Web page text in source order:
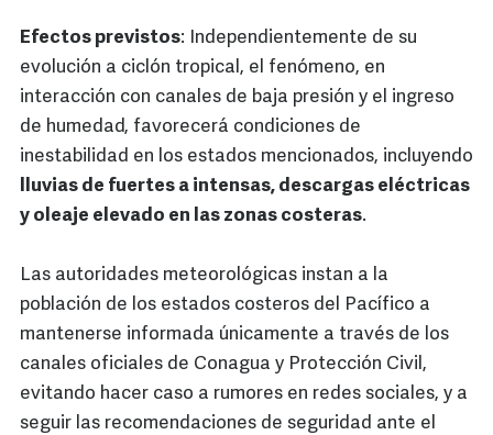
Efectos previstos: Independientemente de su
evolución a ciclón tropical, el fenómeno, en
interacción con canales de baja presión y el ingreso
de humedad, favorecerá condiciones de
inestabilidad en los estados mencionados, incluyendo
lluvias de fuertes a intensas, descargas eléctricas
y oleaje elevado en las zonas costeras.
Las autoridades meteorológicas instan a la
población de los estados costeros del Pacífico a
mantenerse informada únicamente a través de los
canales oficiales de Conagua y Protección Civil,
evitando hacer caso a rumores en redes sociales, y a
seguir las recomendaciones de seguridad ante el